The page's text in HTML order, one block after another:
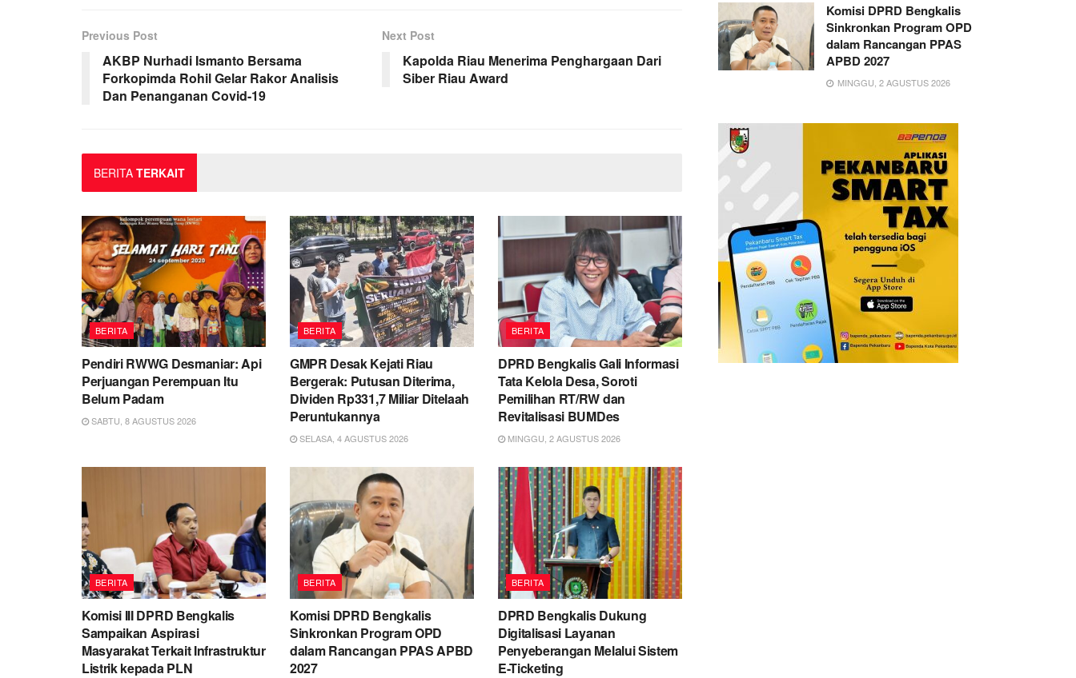
Previous Post
AKBP Nurhadi Ismanto Bersama
Forkopimda Rohil Gelar Rakor Analisis
Dan Penanganan Covid-19
Next Post
Kapolda Riau Menerima Penghargaan Dari
Siber Riau Award
BERITA TERKAIT
BERITA
Pendiri RWWG Desmaniar: Api
Perjuangan Perempuan Itu
Belum Padam
SABTU, 8 AGUSTUS 2026
BERITA
GMPR Desak Kejati Riau
Bergerak: Putusan Diterima,
Dividen Rp331,7 Miliar Ditelaah
Peruntukannya
SELASA, 4 AGUSTUS 2026
BERITA
DPRD Bengkalis Gali Informasi
Tata Kelola Desa, Soroti
Pemilihan RT/RW dan
Revitalisasi BUMDes
MINGGU, 2 AGUSTUS 2026
BERITA
Komisi III DPRD Bengkalis
Sampaikan Aspirasi
Masyarakat Terkait Infrastruktur
Listrik kepada PLN
BERITA
Komisi DPRD Bengkalis
Sinkronkan Program OPD
dalam Rancangan PPAS APBD
2027
BERITA
DPRD Bengkalis Dukung
Digitalisasi Layanan
Penyeberangan Melalui Sistem
E-Ticketing
Komisi DPRD Bengkalis
Sinkronkan Program OPD
dalam Rancangan PPAS
APBD 2027
MINGGU, 2 AGUSTUS 2026